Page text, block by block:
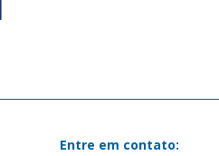
Entre em contato: